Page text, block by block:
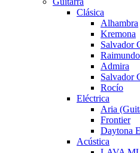
Clásica
Alhambra
Kremona
Salvador
Raimundo
Admira
Salvador
Rocío
Eléctrica
Aria
Frontier
Daytona
Acústica